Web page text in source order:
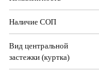
Наличие СОП
Вид центральной
застежки (куртка)